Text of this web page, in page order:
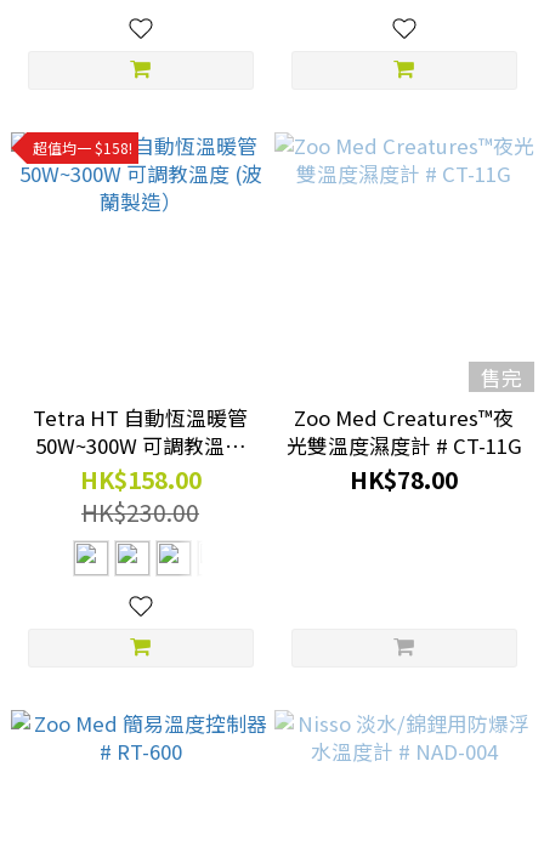
超值均一 $158!
Tetra HT 自動恆溫暖管
50W~300W 可調教溫度
(波蘭製造）
HK$158.00
HK$230.00
售完
Zoo Med Creatures™夜
光雙溫度濕度計 # CT-11G
HK$78.00